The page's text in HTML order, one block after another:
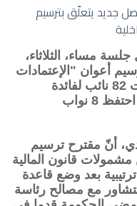
2026: إضافة فصل جديد يتعلّق بترسيم
مساء، الثلاثاء،
75 الخاص بترسيم أعوان "الإعتمادات
المفوّضة"، بوزارة الداخلية، وصوت 82 نائب لفائدة
المقترح، ورفضه 16 نائب، في ما احتفظ 8 نواب
أنّ مقترح ترسيم
قانون المالية
ترتيبية بعد وضع قاعدة
مع مصالح رئاسة